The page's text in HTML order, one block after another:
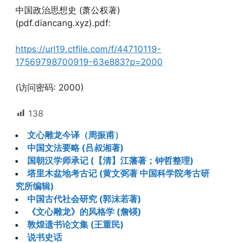
中国政治思想史 (萧公权著)
(pdf.diancang.xyz).pdf:
https://url19.ctfile.com/f/44710119-
17569798700919-63e883?p=2000
(访问密码: 2000)
138
文心雕龙今译（周振甫）
中国文法要略 (吕叔湘著)
国朝汉学师承记 (【清】江藩著；钟哲整理)
塔里木盆地考古记 (黄文弼著 中国科学院考古研
究所编辑)
中国古代社会研究 (郭沫若著)
《文心雕龙》的风格学 (詹锳)
敦煌遗书论文集 (王重民)
说书史话